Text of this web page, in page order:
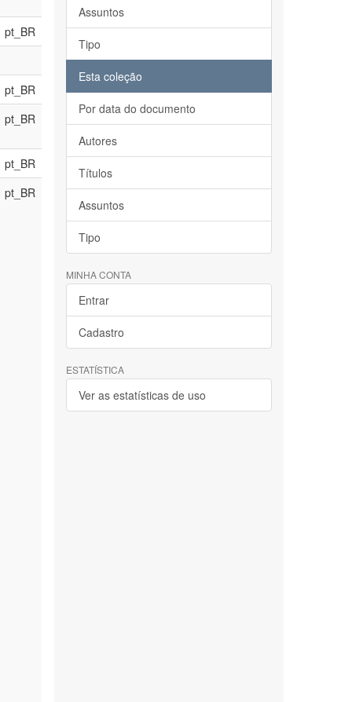
pt_BR
pt_BR
pt_BR
pt_BR
pt_BR
Assuntos
Tipo
Esta coleção
Por data do documento
Autores
Títulos
Assuntos
Tipo
MINHA CONTA
Entrar
Cadastro
ESTATÍSTICA
Ver as estatísticas de uso